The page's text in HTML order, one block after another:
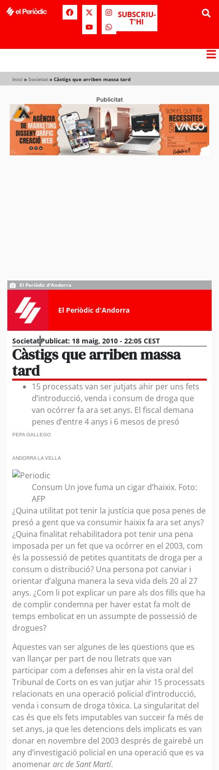
SUBSCRIU-
T'HI
Inici » Societat » Càstigs que arriben massa tard
Publicitat
El Periòdic d'Andorra
El Periòdic d'Andorra
SocietatPublicat: 18 maig, 2010 - 22:05 CEST
Càstigs que arriben massa
tard
15 processats van ser jutjats ahir per uns fets
d’introducció, venda i consum de droga que
van ocórrer fa ara set anys. El fiscal demana
penes d’entre 4 anys i 6 mesos de presó
PEPA GALLEGO
ANDORRA LA VELLA
Consum Un jove fuma un cigar d’haixix. Foto:
AFP
¿Quina utilitat pot tenir la justícia que posa penes de
presó a gent que va consumir haixix fa ara set anys?
¿Quina finalitat rehabilitadora pot tenir una pena
imposada per un fet que va ocórrer en el 2003, com
és la possessió de petites quantitats de droga per a
consum o distribució? Una persona pot canviar i
orientar d’alguna manera la seva vida dels 20 al 27
anys. ¿Com li pot explicar un pare als dos fills que ha
de complir condemna per haver estat fa molt de
temps embolicat en un assumpte de possessió de
drogues?
Aquestes van ser algunes de les qüestions que es
van llançar per part de nou lletrats que van
participar com a defenses ahir en la vista oral del
Tribunal de Corts on es van jutjar ahir 15 processats
relacionats en una operació policial d’introducció,
venda i consum de droga tòxica. La singularitat del
cas és que els fets imputables van succeir fa més de
set anys, ja que les detencions dels implicats es van
donar en novembre del 2003 després de gairebé un
any d’investigació policial en una operació que es va
anomenararc de Sant Martí.